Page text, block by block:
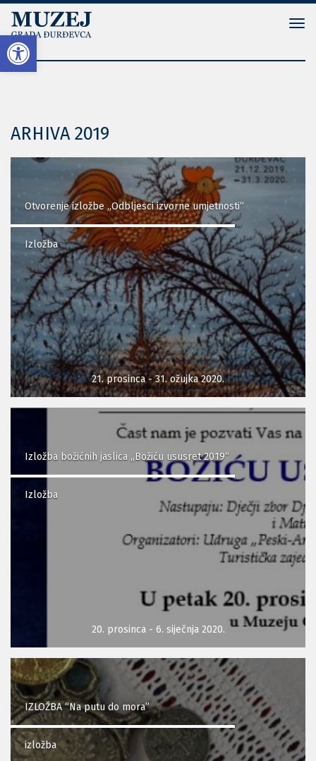
Open toolbar
ARHIVA 2019
Otvorenje izložbe „Odbljesci izvorne umjetnosti“
Izložba
21. prosinca - 31. ožujka 2020.
Izložba božićnih jaslica „Božiću ususret 2019“
Izložba
20. prosinca - 6. siječnja 2020.
IZLOŽBA “Na putu do mora”
izložba